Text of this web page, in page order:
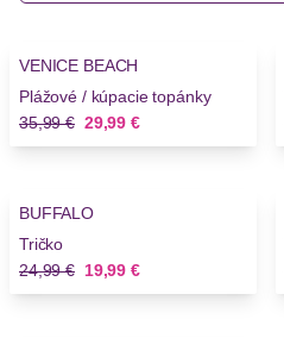
Novinky
VENICE BEACH
Plážové / kúpacie topánky
Stará cena
35,99 € Nová cena
29,99 €
BUFFALO
Tričko
Stará cena
24,99 € Nová cena
19,99 €